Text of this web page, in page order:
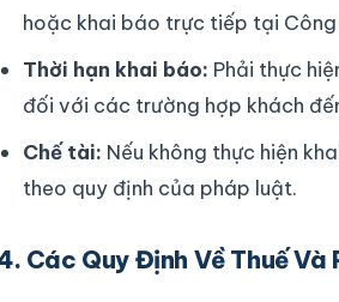
hoặc khai báo trực tiếp tại
Thời hạn khai báo: Phải thực
đối với các trường hợp khách
Chế tài: Nếu không thực hiện
theo quy định của pháp luật.
Các Quy Định Về Thuế Và